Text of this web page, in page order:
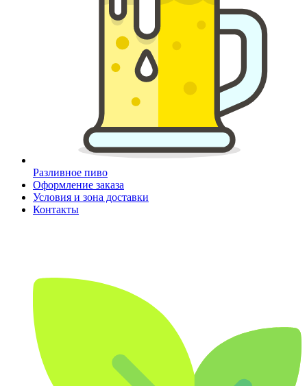
Разливное пиво
Оформление заказа
Условия и зона доставки
Контакты